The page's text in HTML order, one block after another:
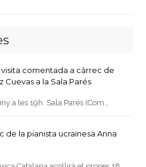
comentada a càrrec de
Cuevas a la Sala Parés
a les 19h Sala Parés (Com…
de la pianista ucraïnesa Anna